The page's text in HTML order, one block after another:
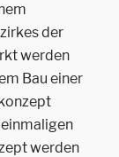
der
werden
Bau einer
werden